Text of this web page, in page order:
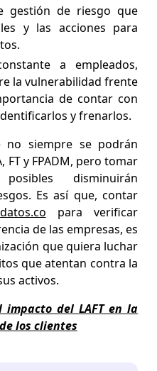
gestión de riesgo que
y las acciones para
a empleados,
la vulnerabilidad frente
de contar con
y frenarlos.
no siempre se podrán
FT y FPADM, pero tomar
disminuirán
Es así que, contar
para verificar
de las empresas, es
que quiera luchar
que atentan contra la
activos.
impacto del LAFT en la
los clientes